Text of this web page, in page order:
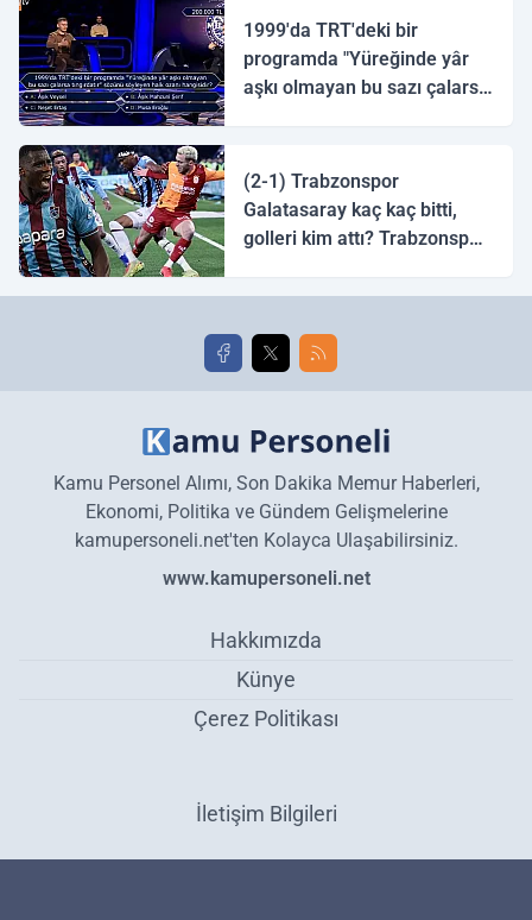
1999'da TRT'deki bir
programda "Yüreğinde yâr
aşkı olmayan bu sazı çalarsa
(2-1) Trabzonspor
Galatasaray kaç kaç bitti,
golleri kim attı? Trabzonspor
golleri!
Kamu Personel Alımı, Son Dakika Memur Haberleri,
Ekonomi, Politika ve Gündem Gelişmelerine
kamupersoneli.net'ten Kolayca Ulaşabilirsiniz.
www.kamupersoneli.net
Hakkımızda
Künye
Çerez Politikası
İletişim Bilgileri